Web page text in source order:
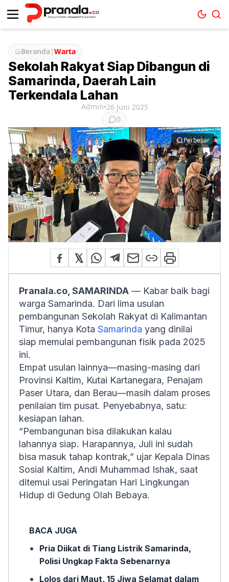
Beranda|Warta
Sekolah Rakyat Siap Dibangun di
Samarinda, Daerah Lain
Terkendala Lahan
Admin•26 Juni 2025
0
Perbesar
Pranala.co, SAMARINDA — Kabar baik bagi
warga Samarinda. Dari lima usulan
pembangunan Sekolah Rakyat di Kalimantan
Timur, hanya Kota Samarinda yang dinilai
siap memulai pembangunan fisik pada 2025
ini.
Empat usulan lainnya—masing-masing dari
Provinsi Kaltim, Kutai Kartanegara, Penajam
Paser Utara, dan Berau—masih dalam proses
penilaian tim pusat. Penyebabnya, satu:
kesiapan lahan.
“Pembangunan bisa dilakukan kalau
lahannya siap. Harapannya, Juli ini sudah
bisa masuk tahap kontrak,” ujar Kepala Dinas
Sosial Kaltim, Andi Muhammad Ishak, saat
ditemui usai Peringatan Hari Lingkungan
Hidup di Gedung Olah Bebaya.
BACA JUGA
Pria Diikat di Tiang Listrik Samarinda,
Polisi Ungkap Fakta Sebenarnya
Lolos dari Maut, 15 Jiwa Selamat dalam